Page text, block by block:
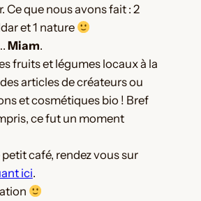
Ce que nous avons fait : 2
et 1 nature
Miam.
fruits et légumes locaux à la
articles de créateurs ou
et cosmétiques bio ! Bref
ce fut un moment
café, rendez vous sur
ici.